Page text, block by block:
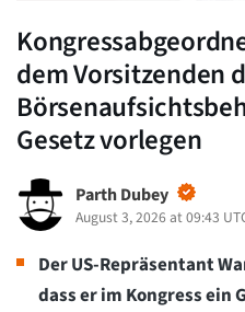
dem Vorsitzenden
Gesetz vorlegen
Parth Dubey
August 3, 2026 at 09:43
Der US-Repräsentant
dass er im Kongress ein